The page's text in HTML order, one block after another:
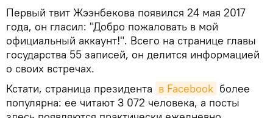
Первый твит Жээнбекова появился 24 мая 2017
года, он гласил: "Добро пожаловать в мой
официальный аккаунт!". Всего на странице главы
государства 55 записей, он делится информацией
о своих встречах.
Кстати, страница президента в Facebook более
популярна: ее читают 3 072 человека, а посты